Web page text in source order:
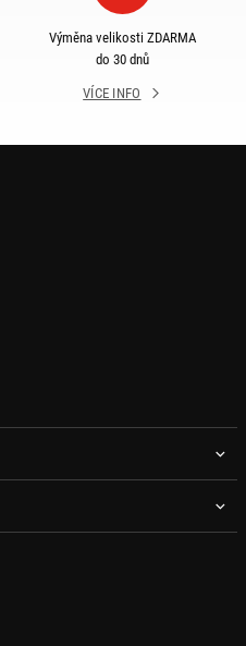
Výměna velikosti ZDARMA
do 30 dnů
VÍCE INFO